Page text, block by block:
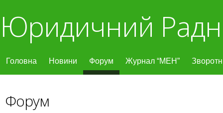
Юридичний
Головна Новини Форум Журнал “МЕН”
Форум